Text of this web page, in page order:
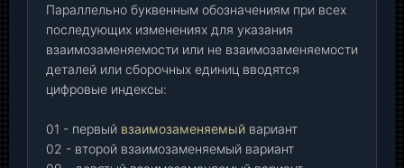
Параллельно буквенным обозначениям при всех
последующих изменениях для указания
взаимозаменяемости или не взаимозаменяемости
деталей или сборочных единиц вводятся
цифровые индексы:
01 - первый взаимозаменяемый вариант
02 - второй взаимозаменяемый вариант